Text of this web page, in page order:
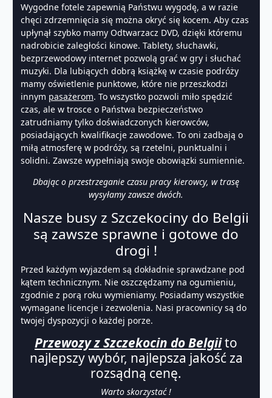
Wygodne fotele zapewnią Państwu wygodę, a w razie
chęci zdrzemnięcia się można okryć się kocem. Aby czas
upłynął szybko mamy Odtwarzacz DVD, dzięki któremu
nadrobicie zaległości kinowe. Tablety, słuchawki,
bezprzewodowy internet pozwolą grać w gry i słuchać
muzyki. Dla lubiących dobrą książkę w czasie podróży
mamy oświetlenie punktowe, które nie przeszkodzi
innym pasażerom. To wszystko pozwoli miło spędzić
czas, ale w trosce o Państwa bezpieczeństwo
zatrudniamy tylko doświadczonych kierowców,
posiadających kwalifikacje zawodowe. To oni zadbają o
miłą atmosferę w podróży, są rzetelni, punktualni i
solidni. Zawsze wypełniają swoje obowiązki sumiennie.
Dbając o przestrzeganie czasu pracy kierowcy, w trasę
wysyłamy zawsze dwóch.
Nasze busy z Szczekociny do Belgii
są zawsze sprawne i gotowe do
drogi !
Przed każdym wyjazdem są dokładnie sprawdzane pod
kątem technicznym. Nie oszczędzamy na ogumieniu,
zgodnie z porą roku wymieniamy. Posiadamy wszystkie
wymagane licencje i zezwolenia. Nasi pracownicy są do
twojej dyspozycji o każdej porze.
Przewozy z Szczekocin do Belgiito
najlepszy wybór, najlepsza jakość za
rozsądną cenę.
Warto skorzystać !